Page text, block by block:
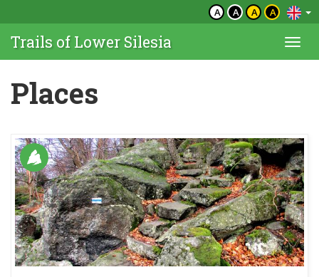
A A A A
Trails of Lower Silesia
Places